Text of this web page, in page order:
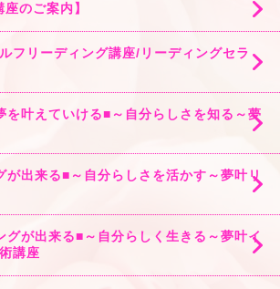
のご案内】
フリーディング講座/リーディングセラ
を叶えていける■～自分らしさを知る～夢
が出来る■～自分らしさを活かす～夢叶リ
グが出来る■～自分らしく生きる～夢叶イ
講座